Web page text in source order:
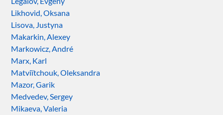
Likhovid, Oksana
Lisova, Justyna
Makarkin, Alexey
Markowicz, André
Marx, Karl
Matviïtchouk, Oleksandra
Mazor, Garik
Medvedev, Sergey
Mikaeva, Valeria